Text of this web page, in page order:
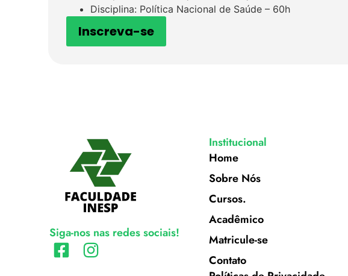
Disciplina: Política Nacional de Saúde – 60h
Inscreva-se
Siga-nos nas redes sociais!
Institucional
Home
Sobre Nós
Cursos.
Acadêmico
Matricule-se
Contato